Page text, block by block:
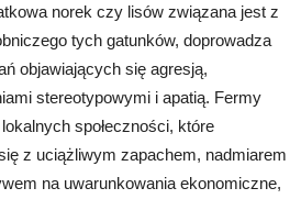
norek czy lisów związana jest z
tych gatunków, doprowadza
objawiających się agresją,
stereotypowymi i apatią. Fermy
społeczności, które
z uciążliwym zapachem, nadmiarem
na uwarunkowania ekonomiczne,